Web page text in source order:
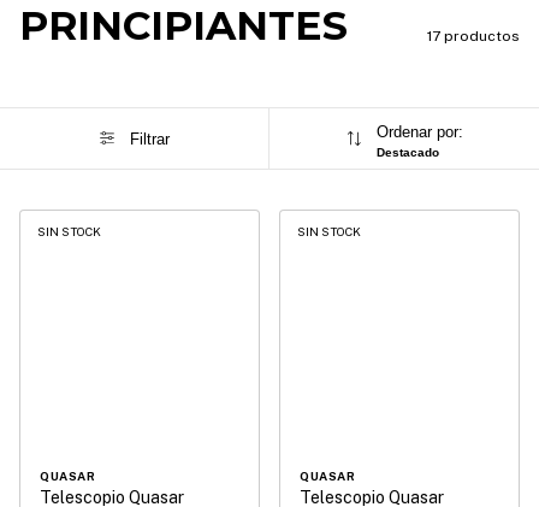
PRINCIPIANTES 17 productos
Filtrar Ordenar por:
Destacado
SIN STOCK
QUASAR
Telescopio Quasar
SIN STOCK
QUASAR
Telescopio Quasar